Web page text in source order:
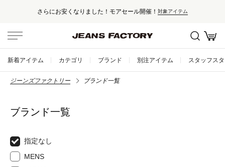
さらにお安くなりました！モアセール開催！ 対象アイテム
新着アイテム カテゴリ ブランド 別注アイテム スタッフス
ジーンズファクトリー ブランド一覧
ブランド一覧
指定なし
MENS